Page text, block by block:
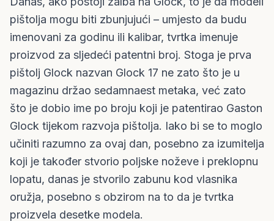
pištolja mogu biti zbunjujući – umjesto da budu
imenovani za godinu ili kalibar, tvrtka imenuje
proizvod za sljedeći patentni broj. Stoga je prva
pištolj Glock nazvan Glock 17 ne zato što je u
magazinu držao sedamnaest metaka, već zato
što je dobio ime po broju koji je patentirao Gaston
Glock tijekom razvoja pištolja. Iako bi se to moglo
učiniti razumno za ovaj dan, posebno za izumitelja
koji je također stvorio poljske noževe i preklopnu
lopatu, danas je stvorilo zabunu kod vlasnika
oružja, posebno s obzirom na to da je tvrtka
proizvela desetke modela.